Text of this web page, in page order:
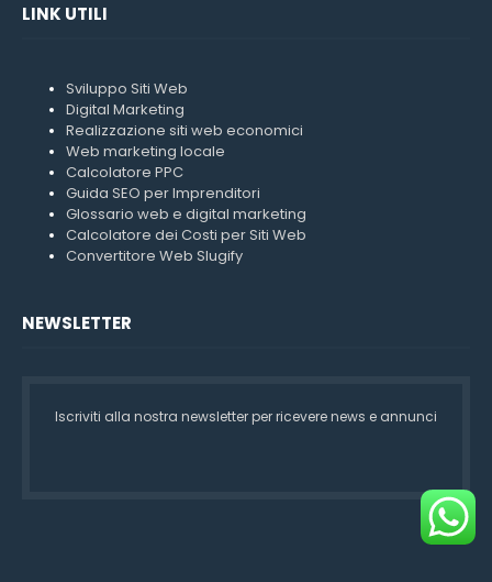
LINK UTILI
Sviluppo Siti Web
Digital Marketing
Realizzazione siti web economici
Web marketing locale
Calcolatore PPC
Guida SEO per Imprenditori
Glossario web e digital marketing
Calcolatore dei Costi per Siti Web
Convertitore Web Slugify
NEWSLETTER
Iscriviti alla nostra newsletter per ricevere news e annunci